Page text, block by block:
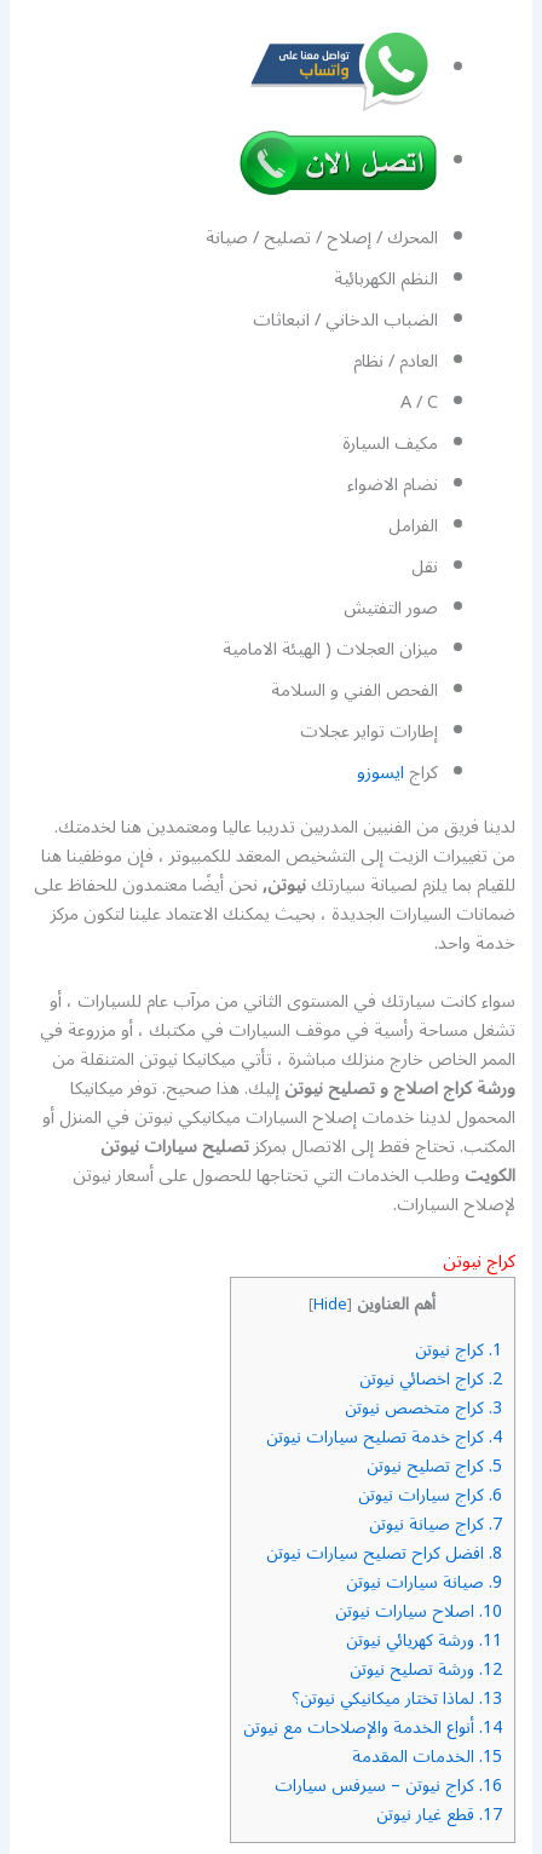
المحرك / إصلاح / تصليح / صيانة
النظم الكهربائية
الضباب الدخاني / انبعاثات
العادم / نظام
A / C
مكيف السيارة
نضام الاضواء
الفرامل
نقل
صور التفتيش
ميزان العجلات ( الهيئة الامامية
الفحص الفني و السلامة
إطارات تواير عجلات
كراجايسوزو
لدينا فريق من الفنيين المدربين تدريبا عاليا ومعتمدين هنا لخدمتك.
من تغييرات الزيت إلى التشخيص المعقد للكمبيوتر ، فإن موظفينا هنا
للقيام بما يلزم لصيانة سيارتكنيوتن,نحن أيضًا معتمدون للحفاظ على
ضمانات السيارات الجديدة ، بحيث يمكنك الاعتماد علينا لتكون مركز
خدمة واحد.
سواء كانت سيارتك في المستوى الثاني من مرآب عام للسيارات ، أو
تشغل مساحة رأسية في موقف السيارات في مكتبك ، أو مزروعة في
الممر الخاص خارج منزلك مباشرة ، تأتي ميكانيكا نيوتن المتنقلة من
ورشة كراج اصلاج و تصليح نيوتنإليك. هذا صحيح. توفر ميكانيكا
المحمول لدينا خدمات إصلاح السيارات ميكانيكي نيوتن في المنزل أو
المكتب. تحتاج فقط إلى الاتصال بمركزتصليح سيارات نيوتن
الكويتوطلب الخدمات التي تحتاجها للحصول على أسعار نيوتن
لإصلاح السيارات.
كراج نيوتن
أهم العناوين [
Hide
]
1. كراج نيوتن
2. كراج اخصائي نيوتن
3. كراج متخصص نيوتن
4. كراج خدمة تصليح سيارات نيوتن
5. كراج تصليح نيوتن
6. كراج سيارات نيوتن
7. كراج صيانة نيوتن
8. افضل كراح تصليح سيارات نيوتن
9. صيانة سيارات نيوتن
10. اصلاح سيارات نيوتن
11. ورشة كهريائي نيوتن
12. ورشة تصليح نيوتن
13. لماذا تختار ميكانيكي نيوتن؟
14. أنواع الخدمة والإصلاحات مع نيوتن
15. الخدمات المقدمة
16. كراج نيوتن – سيرفس سيارات
17. قطع غيار نيوتن